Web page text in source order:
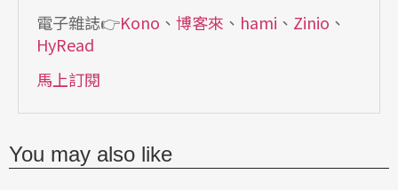
電子雜誌👉Kono 、 博客來 、 hami 、 Zinio 、
HyRead
馬上訂閱
You may also like